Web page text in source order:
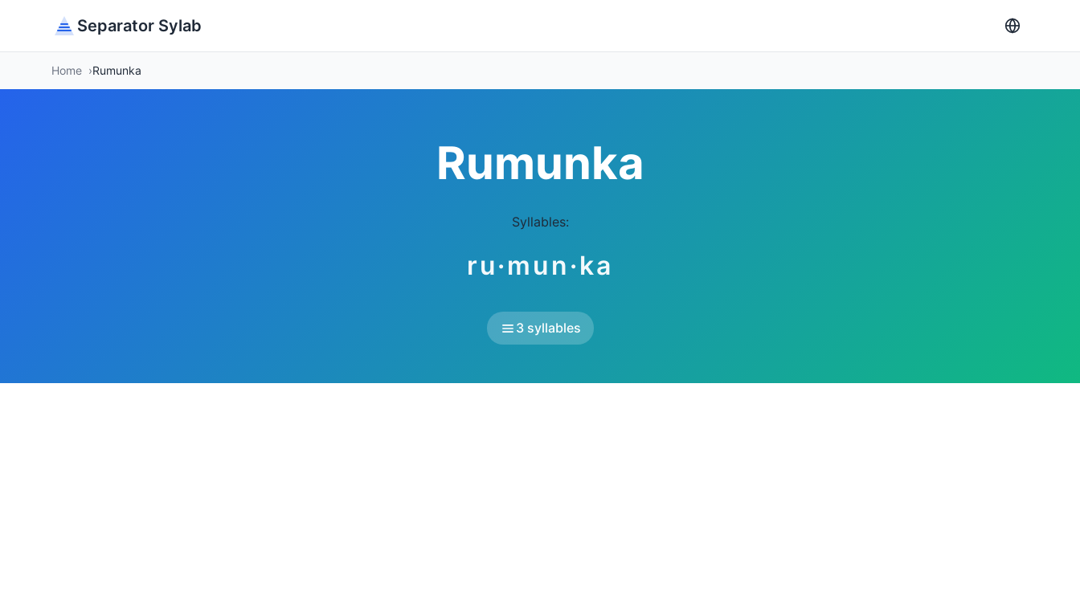
Separator Sylab
Home Rumunka
Rumunka
Syllables:
ru·mun·ka
3 syllables